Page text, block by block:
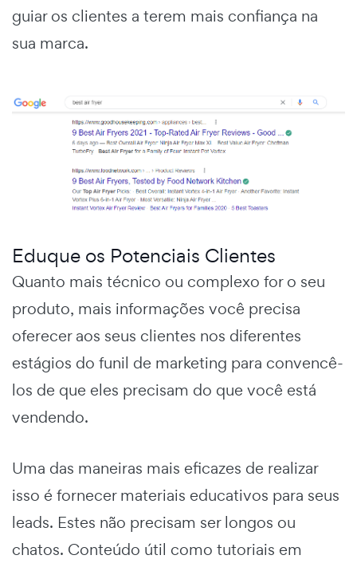
guiar os clientes a terem mais confiança na
sua marca.
Eduque os Potenciais Clientes
Quanto mais técnico ou complexo for o seu
produto, mais informações você precisa
oferecer aos seus clientes nos diferentes
estágios do funil de marketing para convencê-
los de que eles precisam do que você está
vendendo.
Uma das maneiras mais eficazes de realizar
isso é fornecer materiais educativos para seus
leads. Estes não precisam ser longos ou
chatos. Conteúdo útil como tutoriais em